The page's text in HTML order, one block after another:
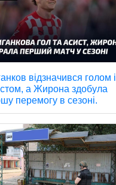
відзначився голом і
а Жирона здобула
перемогу в сезоні.